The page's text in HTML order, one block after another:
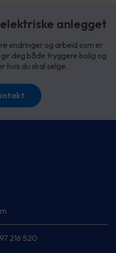
anlegget
endringer og arbeid som er
deg både tryggere bolig og
hvis du skal selge.
216 520